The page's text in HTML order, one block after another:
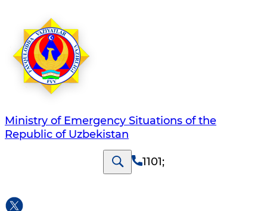
Ministry of Emergency Situations of the
Republic of Uzbekistan
1101;